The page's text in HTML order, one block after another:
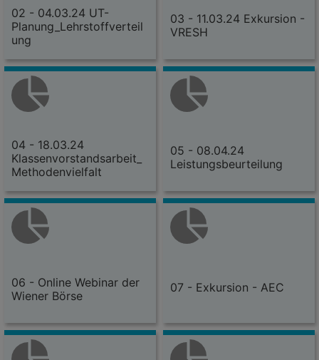
02 - 04.03.24 UT-
Planung_Lehrstoffverteil
ung
03 - 11.03.24 Exkursion -
VRESH
04 - 18.03.24
Klassenvorstandsarbeit_
Methodenvielfalt
05 - 08.04.24
Leistungsbeurteilung
06 - Online Webinar der
Wiener Börse
07 - Exkursion - AEC